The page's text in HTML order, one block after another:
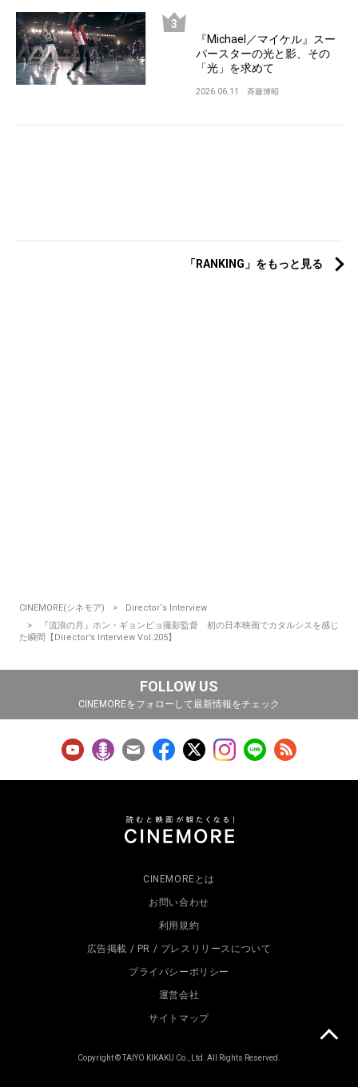
『Michael／マイケル』スー
パースターの光と影、その
「光」を求めて
2026.06.11 斉藤博昭
「RANKING」をもっと見る
CINEMORE(シネモア)
Director‘s Interview
『流浪の月』ホン・ギョンピョ撮影監督 初の日本映画でカタルシスを感じ
た瞬間【Director’s Interview Vol.205】
FOLLOW US
CINEMOREをフォローして最新情報をチェック
CINEMOREとは
お問い合わせ
利用規約
広告掲載 / PR / プレスリリースについて
プライバシーポリシー
運営会社
サイトマップ
Copyright © TAIYO KIKAKU Co., Ltd. All Rights Reserved.